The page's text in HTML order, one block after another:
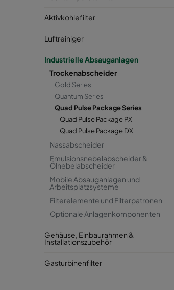
Aktivkohlefilter
Luftreiniger
Industrielle Absauganlagen
Trockenabscheider
Gold Series
Quantum Series
Quad Pulse Package Series
Quad Pulse Package PX
Quad Pulse Package DX
Nassabscheider
Emulsionsnebelabscheider &
Ölnebelabscheider
Mobile Absauganlagen und
Arbeitsplatzsysteme
Filterelemente und Filterpatronen
Optionale Anlagenkomponenten
Gehäuse, Einbaurahmen &
Installationszubehör
Gasturbinenfilter